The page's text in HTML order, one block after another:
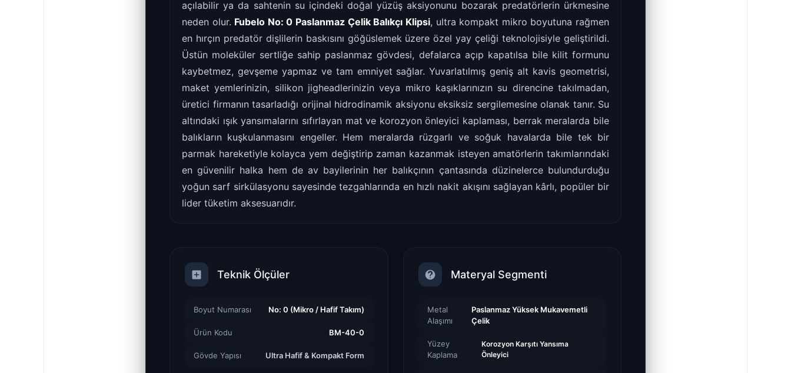
açılabilir ya da sahtenin su içindeki doğal yüzüş aksiyonunu bozarak predatörlerin ürkmesine
neden olur. Fubelo No: 0 Paslanmaz Çelik Balıkçı Klipsi, ultra kompakt mikro boyutuna rağmen
en hırçın predatör dişlilerin baskısını göğüslemek üzere özel yay çeliği teknolojisiyle geliştirildi.
Üstün moleküler sertliğe sahip paslanmaz gövdesi, defalarca açıp kapatılsa bile kilit formunu
kaybetmez, gevşeme yapmaz ve tam emniyet sağlar. Yuvarlatılmış geniş alt kavis geometrisi,
maket yemlerinizin, silikon jigheadlerinizin veya mikro kaşıklarınızın su direncine takılmadan,
üretici firmanın tasarladığı orijinal hidrodinamik aksiyonu eksiksiz sergilemesine olanak tanır. Su
altındaki ışık yansımalarını sıfırlayan mat ve korozyon önleyici kaplaması, berrak meralarda bile
balıkların kuşkulanmasını engeller. Hem meralarda rüzgarlı ve soğuk havalarda bile tek bir
parmak hareketiyle kolayca yem değiştirip zaman kazanmak isteyen amatörlerin takımlarındaki
en güvenilir halka hem de av bayilerinin her balıkçının çantasında düzinelerce bulundurduğu
yoğun sarf sirkülasyonu sayesinde tezgahlarında en hızlı nakit akışını sağlayan kârlı, popüler bir
lider tüketim aksesuarıdır.
Teknik Ölçüler
Boyut Numarası No: 0 (Mikro / Hafif Takım)
Ürün Kodu BM-40-0
Gövde Yapısı Ultra Hafif & Kompakt Form
Materyal Segmenti
Metal
Alaşımı
Paslanmaz Yüksek Mukavemetli
Çelik
Yüzey
Kaplama
Korozyon Karşıtı Yansıma
Önleyici